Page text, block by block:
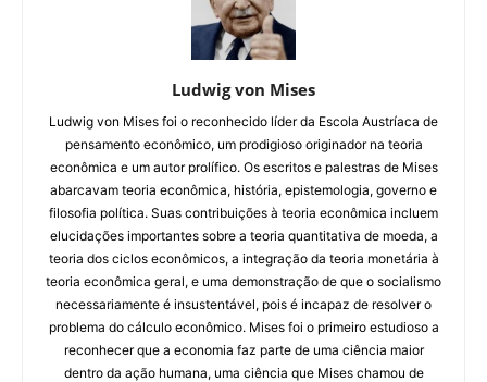
Ludwig von Mises
Ludwig von Mises foi o reconhecido líder da Escola Austríaca de
pensamento econômico, um prodigioso originador na teoria
econômica e um autor prolífico. Os escritos e palestras de Mises
abarcavam teoria econômica, história, epistemologia, governo e
filosofia política. Suas contribuições à teoria econômica incluem
elucidações importantes sobre a teoria quantitativa de moeda, a
teoria dos ciclos econômicos, a integração da teoria monetária à
teoria econômica geral, e uma demonstração de que o socialismo
necessariamente é insustentável, pois é incapaz de resolver o
problema do cálculo econômico. Mises foi o primeiro estudioso a
reconhecer que a economia faz parte de uma ciência maior
dentro da ação humana, uma ciência que Mises chamou de